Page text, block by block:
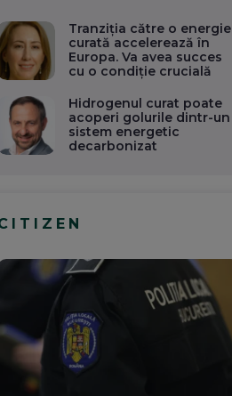
Tranziția către o energie
curată accelerează în
Europa. Va avea succes
cu o condiție crucială
Hidrogenul curat poate
acoperi golurile dintr-un
sistem energetic
decarbonizat